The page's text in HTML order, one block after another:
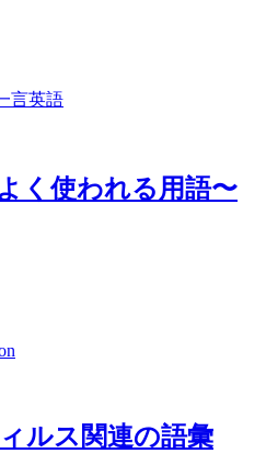
言英語
く使われる用語〜
ルス関連の語彙